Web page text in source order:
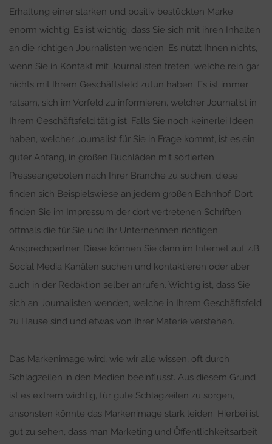
Erhaltung einer starken und positiv bestückten Marke
enorm wichtig. Es ist wichtig, dass Sie sich mit ihren Inhalten
an die richtigen Journalisten wenden. Es nützt Ihnen nichts,
wenn Sie in Kontakt mit Journalisten treten, welche rein gar
nichts mit Ihrem Geschäftsfeld zutun haben. Es ist immer
ratsam, sich im Vorfeld zu informieren, welcher Journalist in
Ihrem Geschäftsfeld tätig ist. Falls Sie noch keinerlei Ideen
haben, welcher Journalist für Sie in Frage kommt, ist es ein
guter Anfang, in großen Buchläden mit sortierten
Presseangeboten nach Ihrer Branche zu suchen, diese
finden sich Beispielswiese an jedem großen Bahnhof. Dort
finden Sie im Impressum der dort vertretenen Schriften
oftmals die für Sie und Ihr Unternehmen richtigen
Ansprechpartner. Diese können Sie dann im Internet auf z.B.
Social Media Kanälen suchen und kontaktieren oder aber
auch in der Redaktion selber anrufen. Wichtig ist, dass Sie
sich an Journalisten wenden, welche in Ihrem Geschäftsfeld
zu Hause sind und etwas von Ihrer Materie verstehen.
Das Markenimage wird, wie wir alle wissen, oft durch
Schlagzeilen in den Medien beeinflusst. Aus diesem Grund
ist es extrem wichtig, für gute Schlagzeilen zu sorgen,
ansonsten könnte das Markenimage stark leiden. Hierbei ist
gut zu sehen, dass man Marketing und Öffentlichkeitsarbeit